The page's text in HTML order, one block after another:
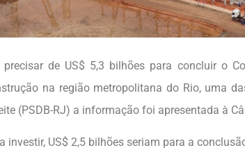
de US$ 5,3 bilhões para concluir o
na região metropolitana do Rio, uma
(PSDB-RJ) a informação foi apresentada à
investir, US$ 2,5 bilhões seriam para a